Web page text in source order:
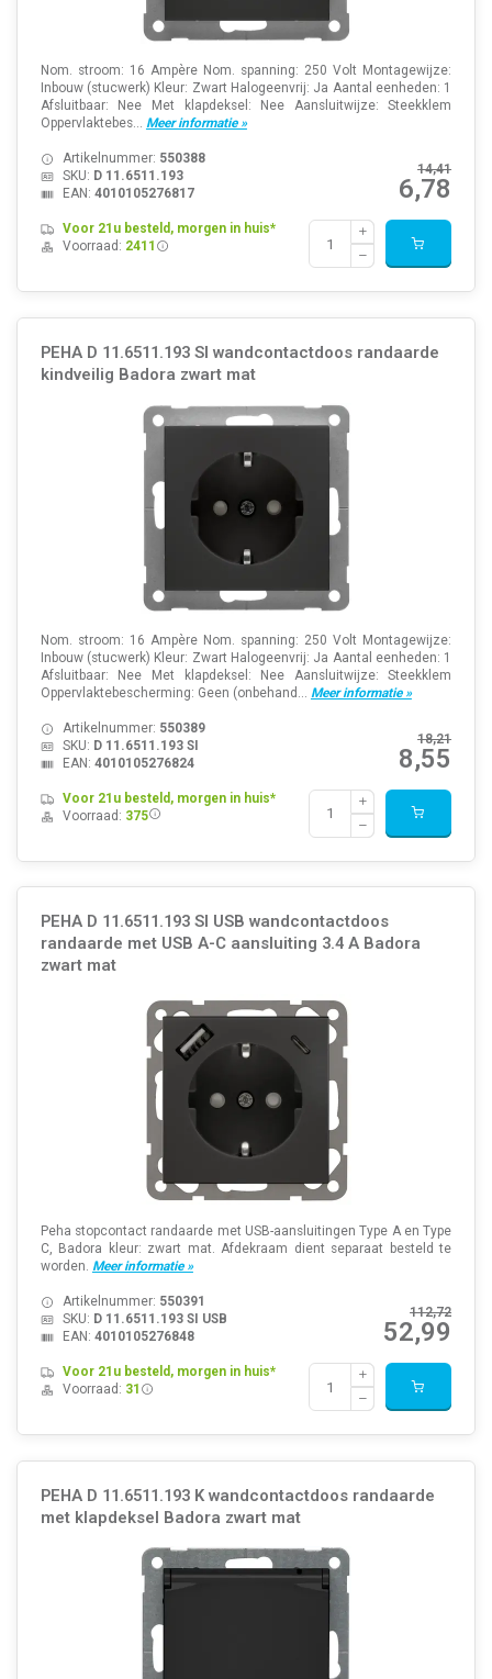
Nom. stroom: 16 Ampère Nom. spanning: 250 Volt Montagewijze:
Inbouw (stucwerk) Kleur: Zwart Halogeenvrij: Ja Aantal eenheden: 1
Afsluitbaar: Nee Met klapdeksel: Nee Aansluitwijze: Steekklem
Oppervlaktebes... Meer informatie »
14,41
6,78
Artikelnummer: 550388
SKU: D 11.6511.193
EAN: 4010105276817
Voor 21u besteld, morgen in huis*
Voorraad: 2411
PEHA D 11.6511.193 SI wandcontactdoos randaarde
kindveilig Badora zwart mat
Nom. stroom: 16 Ampère Nom. spanning: 250 Volt Montagewijze:
Inbouw (stucwerk) Kleur: Zwart Halogeenvrij: Ja Aantal eenheden: 1
Afsluitbaar: Nee Met klapdeksel: Nee Aansluitwijze: Steekklem
Oppervlaktebescherming: Geen (onbehand... Meer informatie »
18,21
8,55
Artikelnummer: 550389
SKU: D 11.6511.193 SI
EAN: 4010105276824
Voor 21u besteld, morgen in huis*
Voorraad: 375
PEHA D 11.6511.193 SI USB wandcontactdoos
randaarde met USB A-C aansluiting 3.4 A Badora
zwart mat
Peha stopcontact randaarde met USB-aansluitingen Type A en Type
C, Badora kleur: zwart mat. Afdekraam dient separaat besteld te
worden. Meer informatie »
112,72
52,99
Artikelnummer: 550391
SKU: D 11.6511.193 SI USB
EAN: 4010105276848
Voor 21u besteld, morgen in huis*
Voorraad: 31
PEHA D 11.6511.193 K wandcontactdoos randaarde
met klapdeksel Badora zwart mat